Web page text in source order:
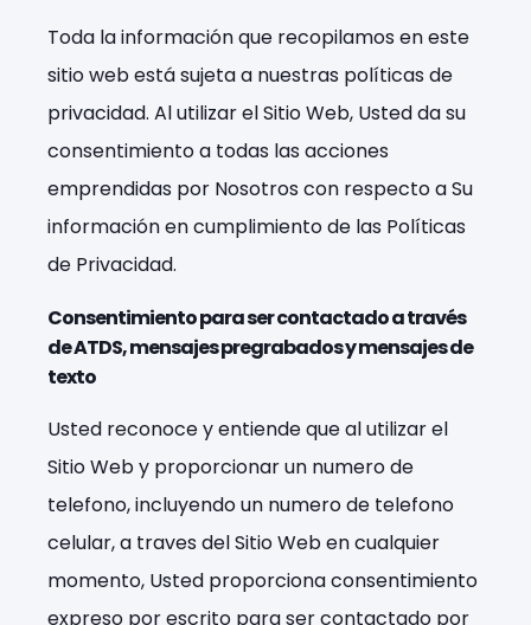
Toda la información que recopilamos en este
sitio web está sujeta a nuestras políticas de
privacidad. Al utilizar el Sitio Web, Usted da su
consentimiento a todas las acciones
emprendidas por Nosotros con respecto a Su
información en cumplimiento de las Políticas
de Privacidad.
Consentimiento para ser contactado a través
de ATDS, mensajes pregrabados y mensajes de
texto
Usted reconoce y entiende que al utilizar el
Sitio Web y proporcionar un numero de
telefono, incluyendo un numero de telefono
celular, a traves del Sitio Web en cualquier
momento, Usted proporciona consentimiento
expreso por escrito para ser contactado por